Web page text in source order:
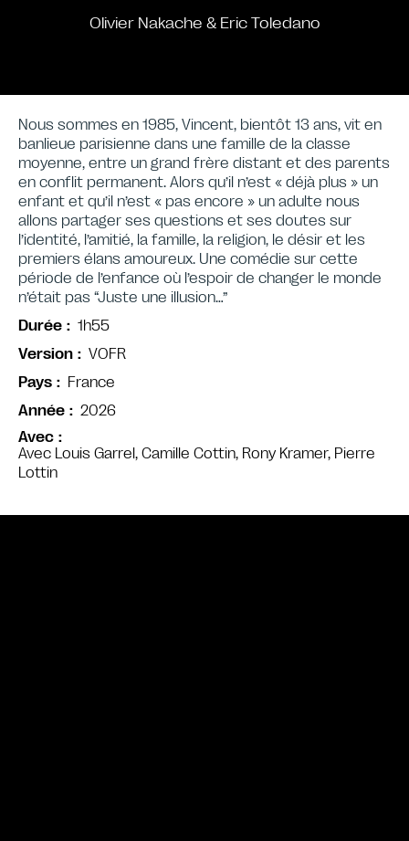
Olivier Nakache & Eric Toledano
Avec
Avec Louis Garrel, Camille Cottin, Rony Kramer, Pierre
Lottin
Nous sommes en 1985, Vincent, bientôt 13 ans, vit en
banlieue parisienne dans une famille de la classe
moyenne, entre un grand frère distant et des parents
en conflit permanent. Alors qu’il n’est « déjà plus » un
enfant et qu’il n’est « pas encore » un adulte nous
allons partager ses questions et ses doutes sur
l’identité, l’amitié, la famille, la religion, le désir et les
premiers élans amoureux. Une comédie sur cette
période de l’enfance où l’espoir de changer le monde
n’était pas “Juste une illusion…”
Durée
1h55
Version
VOFR
Pays
France
Année
2026